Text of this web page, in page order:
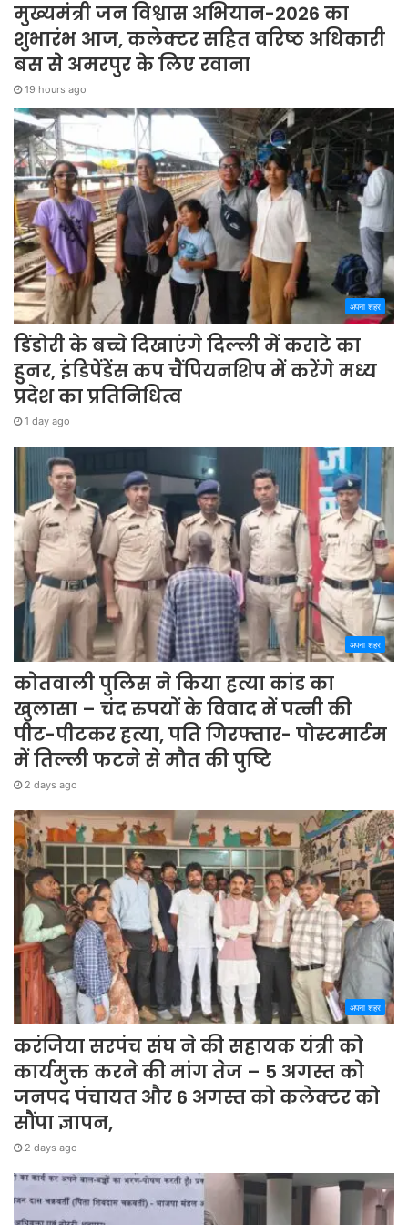
मुख्यमंत्री जन विश्वास अभियान-2026 का
शुभारंभ आज, कलेक्टर सहित वरिष्ठ अधिकारी
बस से अमरपुर के लिए रवाना
19 hours ago
अपना शहर
डिंडोरी के बच्चे दिखाएंगे दिल्ली में कराटे का
हुनर, इंडिपेंडेंस कप चैंपियनशिप में करेंगे मध्य
प्रदेश का प्रतिनिधित्व
1 day ago
अपना शहर
कोतवाली पुलिस ने किया हत्या कांड का
खुलासा – चंद रुपयों के विवाद में पत्नी की
पीट-पीटकर हत्या, पति गिरफ्तार- पोस्टमार्टम
में तिल्ली फटने से मौत की पुष्टि
2 days ago
अपना शहर
करंजिया सरपंच संघ ने की सहायक यंत्री को
कार्यमुक्त करने की मांग तेज – 5 अगस्त को
जनपद पंचायत और 6 अगस्त को कलेक्टर को
सौंपा ज्ञापन,
2 days ago